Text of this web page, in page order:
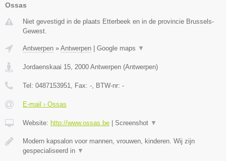
Ossas
Niet gevestigd in de plaats Etterbeek en in de provincie Brussels-
Gewest.
Antwerpen » Antwerpen | Google maps ▼
Jordaenskaai 15 2000 Antwerpen (Antwerpen)
Tel: 0487153951 , Fax: - , BTW-nr: -
E-mail › Ossas
Website: http://www.ossas.be | Screenshot ▼
Modern kapsalon voor mannen, vrouwen, kinderen. Wij zijn
gespecialiseerd in ▼